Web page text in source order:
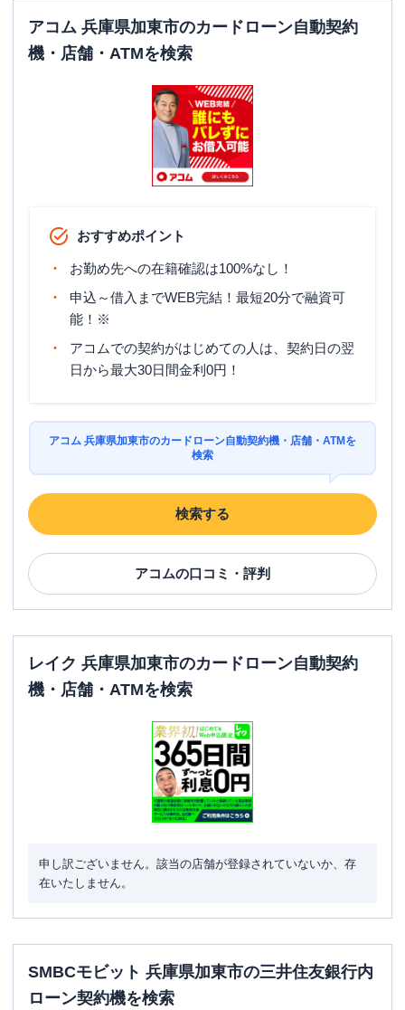
アコム 兵庫県加東市のカードローン自動契約
機・店舗・ATMを検索
おすすめポイント
お勤め先への在籍確認は100%なし！
申込～借入までWEB完結！最短20分で融資可
能！※
アコムでの契約がはじめての人は、契約日の翌
日から最大30日間金利0円！
アコム 兵庫県加東市のカードローン自動契約機・店舗・ATMを
検索
検索する
アコムの口コミ・評判
レイク 兵庫県加東市のカードローン自動契約
機・店舗・ATMを検索
申し訳ございません。該当の店舗が登録されていないか、存
在いたしません。
SMBCモビット 兵庫県加東市の三井住友銀行内
ローン契約機を検索